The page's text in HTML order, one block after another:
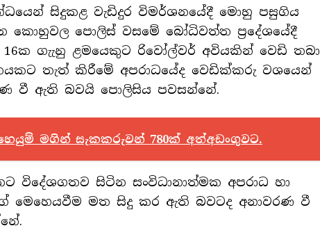
සිදුකළ වැඩිදුර විමර්ශනයේදී මොහු පසුගිය
කොහුවල පොලිස් වසමේ බෝධිවත්ත ප්‍රදේශයේදී
ගැැනු ළමයෙකුට රිවෝල්වර් අවියකින් වෙඩි තබා
තැත් කිරීමේ අපරාධයේද වෙඩික්කරු වශයෙන්
වී ඇති බවයි පොලිසිය පවසන්නේ.
මගින් සැකකරුවන් 780ක් අත්අඩංගුවට.
විදේශගතව සිටින සංවිධානාත්මක අපරාධ හා
මෙහෙයවීම මත සිදු කර ඇති බවටද අනාවරණ වී